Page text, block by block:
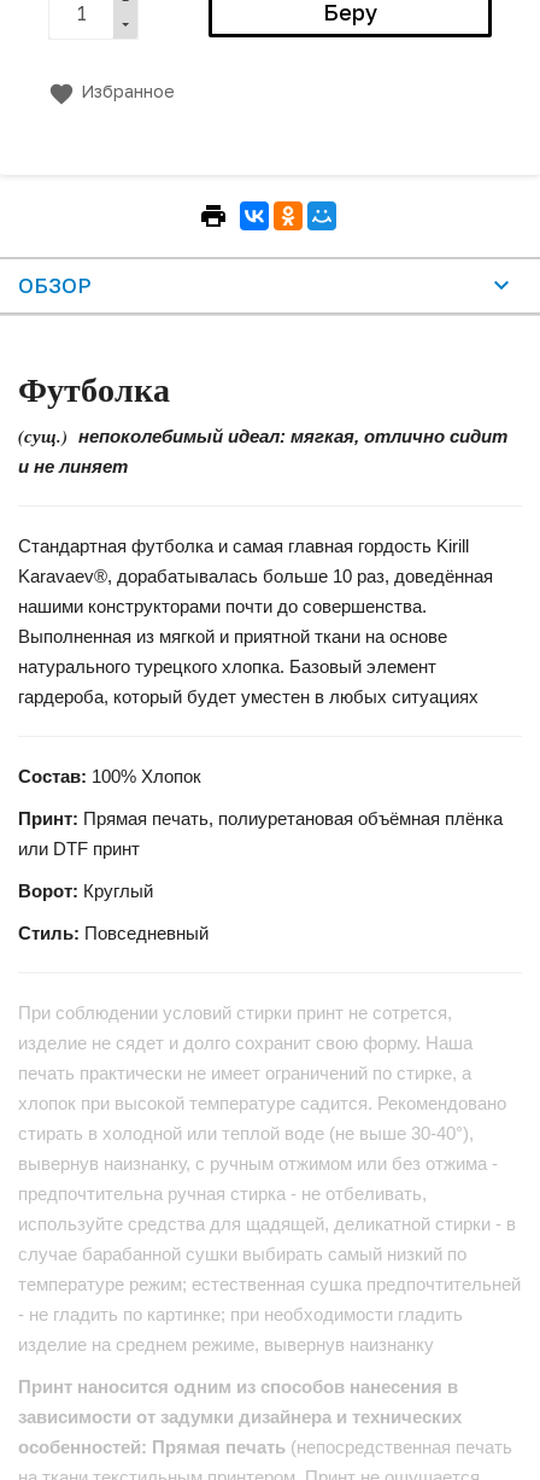
Избранное
ОБЗОР
Футболка
(сущ.) непоколебимый идеал: мягкая, отлично сидит
и не линяет
Стандартная футболка и самая главная гордость Kirill
Karavaev®, дорабатывалась больше 10 раз, доведённая
нашими конструкторами почти до совершенства.
Выполненная из мягкой и приятной ткани на основе
натурального турецкого хлопка. Базовый элемент
гардероба, который будет уместен в любых ситуациях
Состав: 100% Хлопок
Принт: Прямая печать, полиуретановая объёмная плёнка
или DTF принт
Ворот: Круглый
Стиль: Повседневный
При соблюдении условий стирки принт не сотрется,
изделие не сядет и долго сохранит свою форму. Наша
печать практически не имеет ограничений по стирке, а
хлопок при высокой температуре садится. Рекомендовано
стирать в холодной или теплой воде (не выше 30-40°),
вывернув наизнанку, с ручным отжимом или без отжима -
предпочтительна ручная стирка - не отбеливать,
используйте средства для щадящей, деликатной стирки - в
случае барабанной сушки выбирать самый низкий по
температуре режим; естественная сушка предпочтительней
- не гладить по картинке; при необходимости гладить
изделие на среднем режиме, вывернув наизнанку
Принт наносится одним из способов нанесения в
зависимости от задумки дизайнера и технических
особенностей: Прямая печать (непосредственная печать